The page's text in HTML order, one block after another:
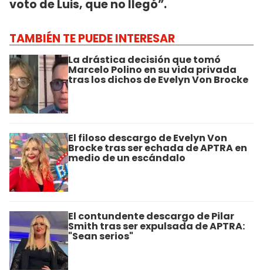
voto de Luis, que no llegó”.
TAMBIÉN TE PUEDE INTERESAR
La drástica decisión que tomó
Marcelo Polino en su vida privada
tras los dichos de Evelyn Von Brocke
El filoso descargo de Evelyn Von
Brocke tras ser echada de APTRA en
medio de un escándalo
El contundente descargo de Pilar
Smith tras ser expulsada de APTRA:
"Sean serios"